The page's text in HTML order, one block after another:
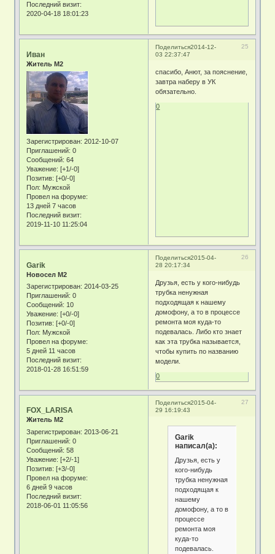
Последний визит:
2020-04-18 18:01:23
Поделиться 25
2014-12-
03 22:37:47
Иван
Житель М2
Зарегистрирован: 2012-10-07
Приглашений: 0
Сообщений: 64
Уважение: [+1/-0]
Позитив: [+0/-0]
Пол: Мужской
Провел на форуме:
13 дней 7 часов
Последний визит:
2019-11-10 11:25:04
спасибо, Анют, за пояснение,
завтра наберу в УК
обязательно.
0
Поделиться 26
2015-04-
28 20:17:34
Garik
Новосел М2
Зарегистрирован: 2014-03-25
Приглашений: 0
Сообщений: 10
Уважение: [+0/-0]
Позитив: [+0/-0]
Пол: Мужской
Провел на форуме:
5 дней 11 часов
Последний визит:
2018-01-28 16:51:59
Друзья, есть у кого-нибудь
трубка ненужная
подходящая к нашему
домофону, а то в процессе
ремонта моя куда-то
подевалась. Либо кто знает
как эта трубка называется,
чтобы купить по названию
модели.
0
Поделиться 27
2015-04-
29 16:19:43
FOX_LARISA
Житель М2
Зарегистрирован: 2013-06-21
Приглашений: 0
Сообщений: 58
Уважение: [+2/-1]
Позитив: [+3/-0]
Провел на форуме:
6 дней 9 часов
Последний визит:
2018-06-01 11:05:56
Garik
написал(а):
Друзья, есть у
кого-нибудь
трубка ненужная
подходящая к
нашему
домофону, а то в
процессе
ремонта моя
куда-то
подевалась.